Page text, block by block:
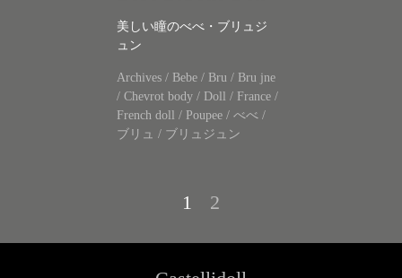
美しい瞳のべべ・ブリュジ
ュン
Archives / Bebe / Bru / Bru jne
/ Chevrot body / Doll / France /
French doll
/ Poupee / べべ /
ブリュ / ブリュジュン
1 2